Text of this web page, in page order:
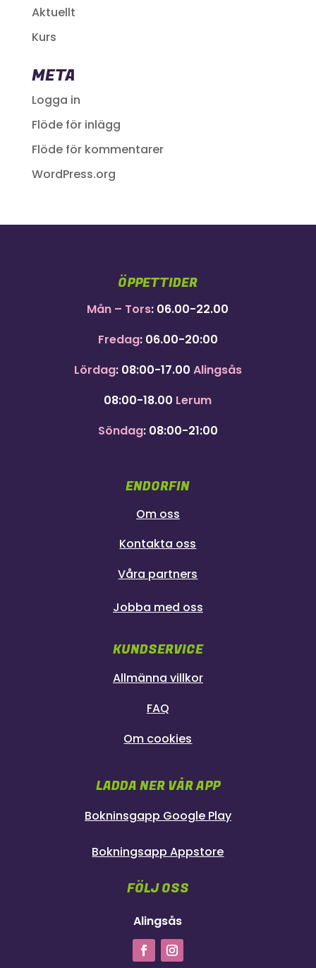
Aktuellt
Kurs
META
Logga in
Flöde för inlägg
Flöde för kommentarer
WordPress.org
ÖPPETTIDER
Mån – Tors: 06.00-22.00
Fredag: 06.00-20:00
Lördag: 08:00-17.00 Alingsås
08:00-18.00 Lerum
Söndag: 08:00-21:00
ENDORFIN
Om oss
Kontakta oss
Våra partners
Jobba med oss
KUNDSERVICE
Allmänna villkor
FAQ
Om cookies
LADDA NER VÅR APP
Bokninsgapp Google Play
Bokningsapp Appstore
FÖLJ OSS
Alingsås